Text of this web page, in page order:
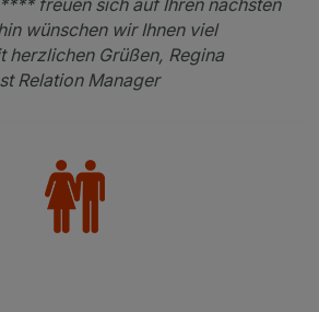
freuen sich auf Ihren nächsten
wünschen wir Ihnen viel
herzlichen Grüßen, Regina
Relation Manager